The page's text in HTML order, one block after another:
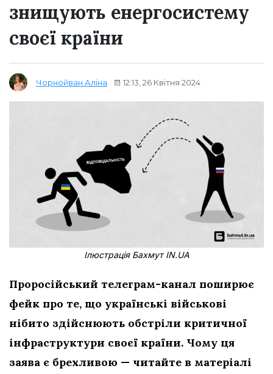
знищують енергосистему
своєї країни
Чорнойван Аліна 12:13, 26 Квітня 2024
Ілюстрація Бахмут IN.UA
Проросійський телеграм-канал поширює
фейк про те, що українські військові
нібито здійснюють обстріли критичної
інфраструктури своєї країни. Чому ця
заява є брехливою — читайте в матеріалі